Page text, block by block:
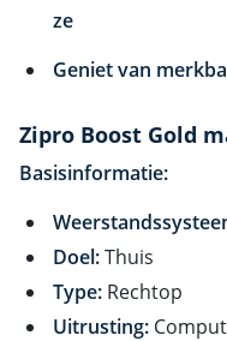
ze
Geniet van
Zipro Boost Gold
Basisinformatie:
Doel:Thuis
Type: Rechtop
Uitrusting: